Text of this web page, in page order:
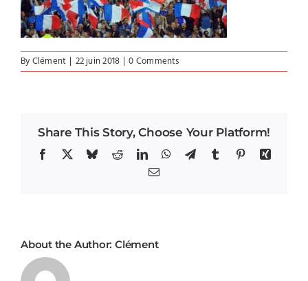
ByClément | 22 juin 2018 | 0 Comments
Share This Story, Choose Your Platform!
Facebook BlueskyRedditLinkedInWhatsApp
TelegramTumblrPinterestXing
Email
About the Author: Clément